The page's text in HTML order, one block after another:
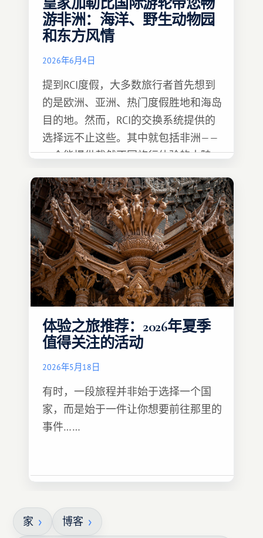
皇家加勒比国际游轮带您畅
游非洲：海洋、野生动物园
和东方风情
2026年6月4日
提到RCI度假，大多数旅行者首先想到
的是欧洲、亚洲、热门度假胜地和海岛
目的地。然而，RCI的交换系统提供的
选择远不止这些。其中就包括非洲——
一个能提供截然不同旅行体验的大陆。
体验之旅推荐：2026年夏季
值得关注的活动
2026年5月18日
有时，一段旅程并非始于选择一个国
家，而是始于一件让你想要前往那里的
事件……
家 博客